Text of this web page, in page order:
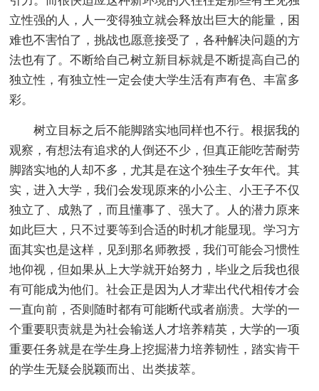
立性强的人，人一变得独立就会释放出巨大的能量，困
难也不害怕了，挑战也愿意接受了，各种解决问题的方
法也有了。不断给自己树立新目标就是不断提高自己的
独立性，有独立性一定会使大学生活有声有色、丰富多
彩。
树立目标之后不能脚踏实地同样也不行。根据我的
观察，有想法有追求的人倒还不少，但真正能吃苦耐劳
脚踏实地的人却不多，尤其是在这个独生子女年代。其
实，进入大学，我们会发现原来的小公主、小王子不仅
独立了、成熟了，而且懂事了、强大了。人的潜力原来
如此巨大，只不过要等到合适的时机才能显现。学习方
面其实也是这样，见到那名师教授，我们可能会习惯性
地仰视，但如果从上大学就开始努力，毕业之后我也很
有可能成为他们。社会正是因为人才辈出代代相传才会
一直向前，否则随时都有可能断代或者崩溃。大学的一
个重要职责就是为社会输送人才培养精英，大学的一项
重要任务就是在学生身上挖掘潜力培养韧性，踏实肯干
的学生无疑会脱颖而出、出类拔萃。